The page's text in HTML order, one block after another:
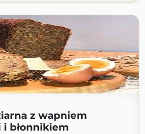
z wapniem
błonnikiem